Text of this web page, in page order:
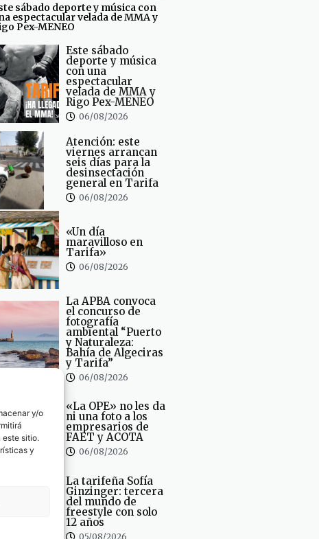
y/o
este sitio.
y
sábado deporte y música con
espectacular velada de MMA y
Pex-MENEO
Este sábado
deporte y música
con una
espectacular
velada de MMA y
Rigo Pex-MENEO
06/08/2026
Atención: este
viernes arrancan
seis días para la
desinsectación
general en Tarifa
06/08/2026
«Un día
maravilloso en
Tarifa»
06/08/2026
La APBA convoca
el concurso de
fotografía
ambiental “Puerto
y Naturaleza:
Bahía de Algeciras
y Tarifa”
06/08/2026
«La OPE» no les da
ni una foto a los
empresarios de
FAET y ACOTA
06/08/2026
La tarifeña Sofía
Ginzinger: tercera
del mundo de
freestyle con solo
12 años
05/08/2026